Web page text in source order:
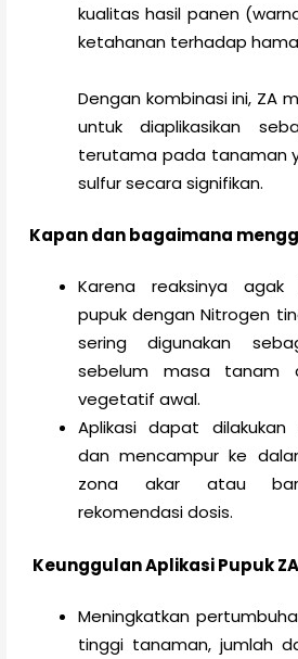
kualitas hasil panen
ketahanan terhadap
Dengan kombinasi ini, ZA
untuk diaplikasikan
terutama pada tanaman
sulfur secara signifikan.
Kapan dan bagaimana
Karena reaksinya
pupuk dengan Nitrogen
sering digunakan
sebelum masa tanam
vegetatif awal.
Aplikasi dapat
dan mencampur ke
zona akar atau
rekomendasi dosis.
Keunggulan Aplikasi Pupuk ZA
Meningkatkan
tinggi tanaman, jumlah